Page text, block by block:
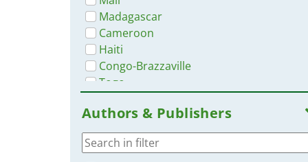
Madagascar
Cameroon
Haiti
Congo-Brazzaville
Togo
Burundi
Congo, Democratic Republic of
Luxembourg
Authors & Publishers